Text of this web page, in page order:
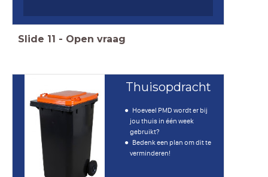
Slide 11 - Open vraag
Thuisopdracht
Hoeveel PMD wordt er bij
jou thuis in één week
gebruikt?
Bedenk een plan om dit te
verminderen!